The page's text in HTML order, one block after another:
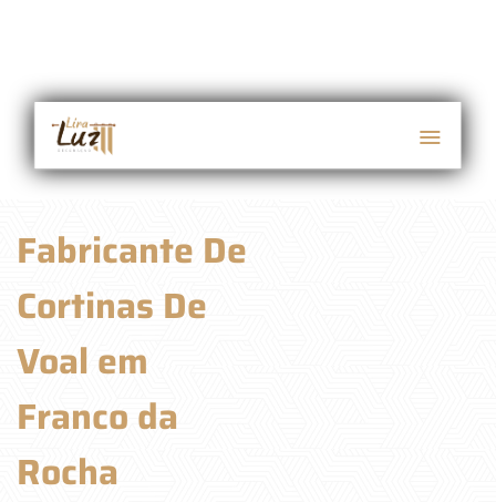
Fabricante De
Cortinas De
Voal em
Franco da
Rocha